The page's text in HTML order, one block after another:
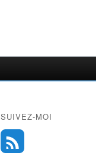
SUIVEZ-MOI